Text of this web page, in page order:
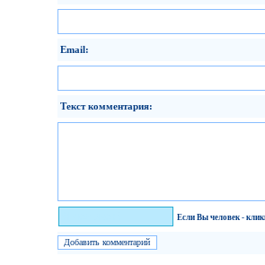
Email:
Текст комментария:
Если Вы человек -